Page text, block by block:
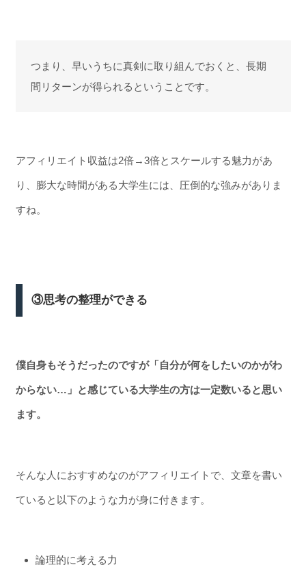
つまり、早いうちに真剣に取り組んでおくと、長期
間リターンが得られるということです。
アフィリエイト収益は2倍→3倍とスケールする魅力があ
り、膨大な時間がある大学生には、圧倒的な強みがありま
すね。
③思考の整理ができる
僕自身もそうだったのですが「自分が何をしたいのかがわ
からない…」と感じている大学生の方は一定数いると思い
ます。
そんな人におすすめなのがアフィリエイトで、文章を書い
ていると以下のような力が身に付きます。
論理的に考える力